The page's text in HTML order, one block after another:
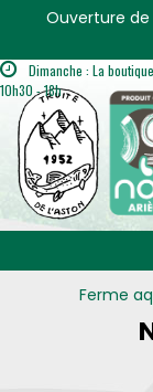
Ouverture
Dimanche : La
10h30 - 18h
Ferme
Panneau de